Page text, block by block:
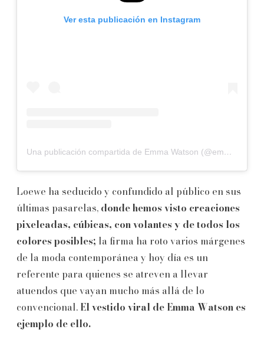
Ver esta publicación en Instagram
Una publicación compartida de Emma Watson (@emmawatson)
Loewe ha seducido y confundido al público en sus
últimas pasarelas, donde hemos visto creaciones
pixeleadas, cúbicas, con volantes y de todos los
colores posibles; la firma ha roto varios márgenes
de la moda contemporánea y hoy día es un
referente para quienes se atreven a llevar
atuendos que vayan mucho más allá de lo
convencional. El vestido viral de Emma Watson es
ejemplo de ello.